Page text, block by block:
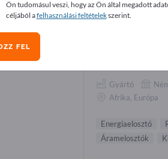
beszállítók (2)
Gyártó
Afrika, Európa
Energiaelosztó
Áramelosztók
Ön tudomásul veszi, hogy az Ön által megadott
céljából afelhasználási feltételekszerint.
FEL